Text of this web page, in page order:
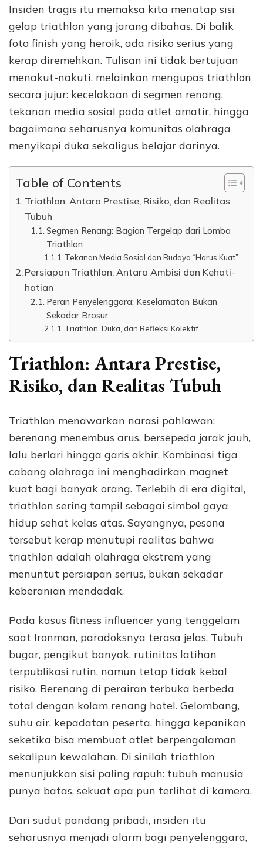
Insiden tragis itu memaksa kita menatap sisi
gelap triathlon yang jarang dibahas. Di balik
foto finish yang heroik, ada risiko serius yang
kerap diremehkan. Tulisan ini tidak bertujuan
menakut-nakuti, melainkan mengupas triathlon
secara jujur: kecelakaan di segmen renang,
tekanan media sosial pada atlet amatir, hingga
bagaimana seharusnya komunitas olahraga
menyikapi duka sekaligus belajar darinya.
Table of Contents
Triathlon: Antara Prestise, Risiko, dan Realitas
Tubuh
Segmen Renang: Bagian Tergelap dari Lomba
Triathlon
Tekanan Media Sosial dan Budaya “Harus Kuat”
Persiapan Triathlon: Antara Ambisi dan Kehati-
hatian
Peran Penyelenggara: Keselamatan Bukan
Sekadar Brosur
Triathlon, Duka, dan Refleksi Kolektif
Triathlon: Antara Prestise,
Risiko, dan Realitas Tubuh
Triathlon menawarkan narasi pahlawan:
berenang menembus arus, bersepeda jarak jauh,
lalu berlari hingga garis akhir. Kombinasi tiga
cabang olahraga ini menghadirkan magnet
kuat bagi banyak orang. Terlebih di era digital,
triathlon sering tampil sebagai simbol gaya
hidup sehat kelas atas. Sayangnya, pesona
tersebut kerap menutupi realitas bahwa
triathlon adalah olahraga ekstrem yang
menuntut persiapan serius, bukan sekadar
keberanian mendadak.
Pada kasus fitness influencer yang tenggelam
saat Ironman, paradoksnya terasa jelas. Tubuh
bugar, pengikut banyak, rutinitas latihan
terpublikasi rutin, namun tetap tidak kebal
risiko. Berenang di perairan terbuka berbeda
total dengan kolam renang hotel. Gelombang,
suhu air, kepadatan peserta, hingga kepanikan
seketika bisa membuat atlet berpengalaman
sekalipun kewalahan. Di sinilah triathlon
menunjukkan sisi paling rapuh: tubuh manusia
punya batas, sekuat apa pun terlihat di kamera.
Dari sudut pandang pribadi, insiden itu
seharusnya menjadi alarm bagi penyelenggara,